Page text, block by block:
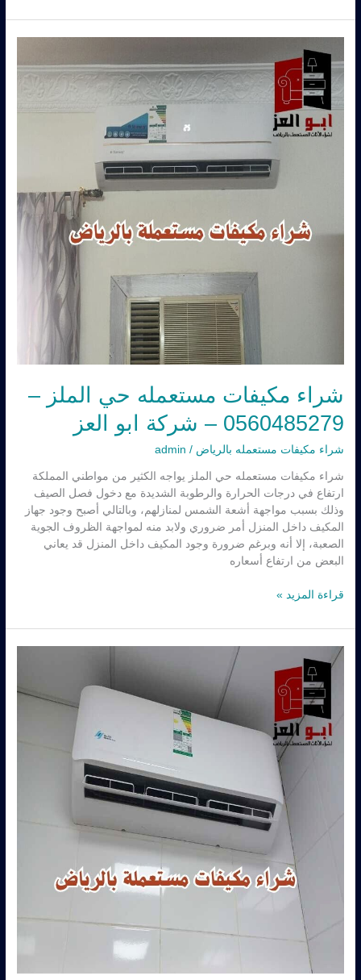
شراء مكيفات مستعمله حي الملز –
0560485279 – شركة ابو العز
شراء مكيفات مستعمله بالرياض /
admin
شراء مكيفات مستعمله حي الملز يواجه الكثير من مواطني المملكة
ارتفاع في درجات الحرارة والرطوبة الشديدة مع دخول فصل الصيف
وذلك بسبب مواجهة أشعة الشمس لمنازلهم، وبالتالي أصبح وجود جهاز
المكيف داخل المنزل أمر ضروري ولابد منه لمواجهة الظروف الجوية
الصعبة، إلا أنه وبرغم ضرورة وجود المكيف داخل المنزل قد يعاني
البعض من ارتفاع أسعاره
مكيفات
مستعمله
حي
الملز
قراءة المزيد »
شراء
مكيفات
مستعمله
الصحافه
0560485279